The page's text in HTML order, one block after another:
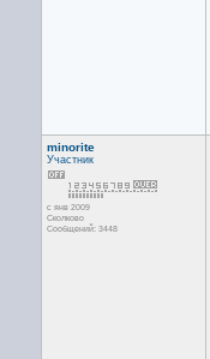
minorite
Участник
с янв 2009
Сколково
Сообщений: 3448